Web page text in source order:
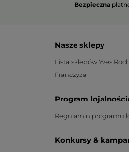
Bezpieczna
Nasze sklepy
Lista sklepów Yves
Franczyza
Program
Regulamin programu
Konkursy &